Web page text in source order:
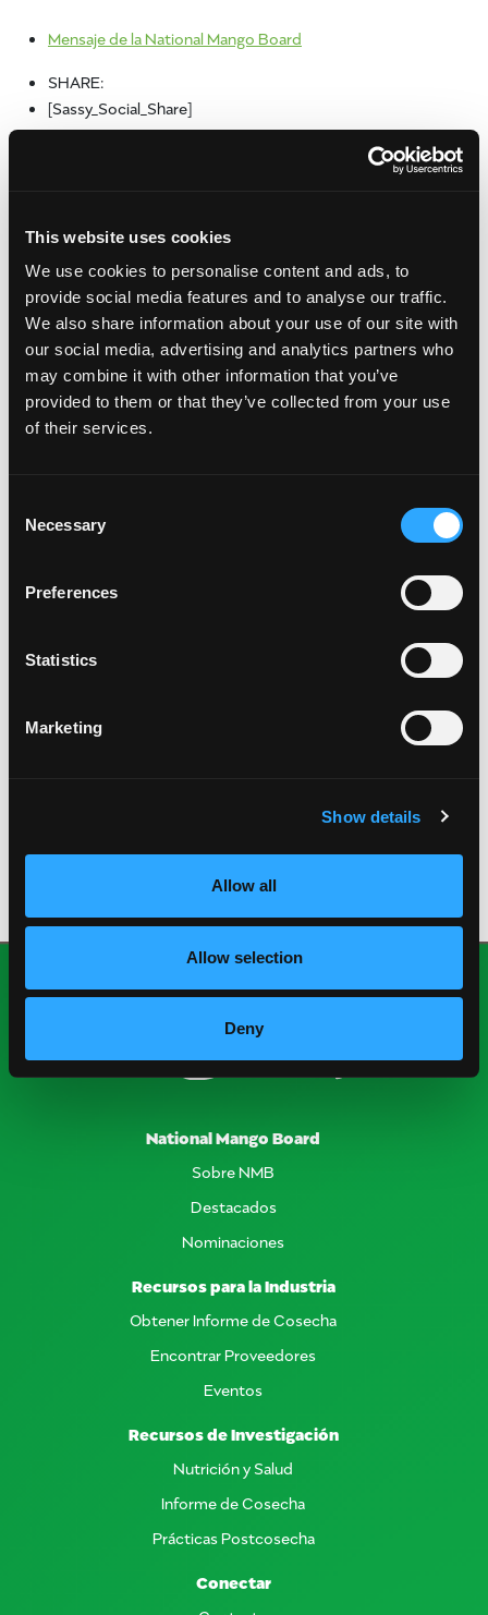
This website uses cookies
We use cookies to personalise content and ads, to
provide social media features and to analyse our traffic.
We also share information about your use of our site with
our social media, advertising and analytics partners who
may combine it with other information that you’ve
provided to them or that they’ve collected from your use
of their services.
Selection
Necessary
Preferences
Statistics
Marketing
Show details
Allow all
Allow selection
Deny
Mensaje de la National Mango Board
SHARE:
[Sassy_Social_Share]
julio 2024
septiembre 2023
junio 2023
enero 2023
febrero 2022
enero 2022
octubre 2021
junio 2021
enero 2021
agosto 2020
mayo 2020
agosto 2019
junio 2018
National Mango Board
Sobre NMB
Destacados
Nominaciones
Recursos para la Industria
Obtener Informe de Cosecha
Encontrar Proveedores
Eventos
Recursos de Investigación
Nutrición y Salud
Informe de Cosecha
Prácticas Postcosecha
Conectar